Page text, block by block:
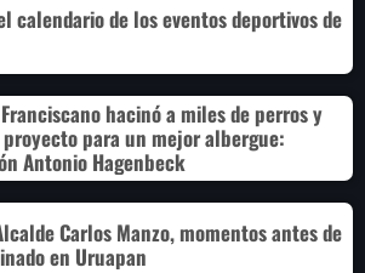
calendario de los eventos deportivos de
hacinó a miles de perros y
proyecto para un mejor albergue:
Antonio Hagenbeck
Carlos Manzo, momentos antes de
en Uruapan